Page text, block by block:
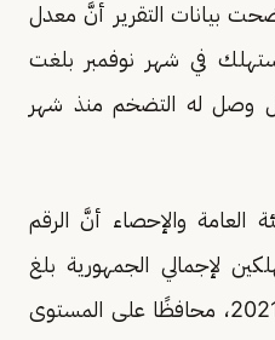
بيانات التقرير أنَّ معدل
في شهر نوفمبر بلغت
وصل له التضخم منذ شهر
العامة والإحصاء أنَّ الرقم
لإجمالي الجمهورية بلغ
(118.0) نقطة لشهر نوفمبر 2021، محافظًا على المستوى